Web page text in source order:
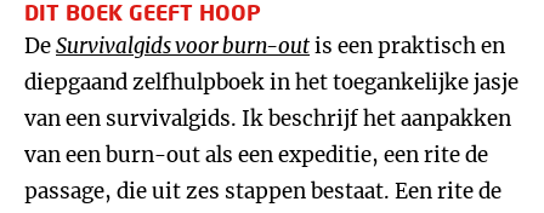
DIT BOEK GEEFT HOOP
DeSurvivalgids voor burn-outis een praktisch en
diepgaand zelfhulpboek in het toegankelijke jasje
van een survivalgids. Ik beschrijf het aanpakken
van een burn-out als een expeditie, een rite de
passage, die uit zes stappen bestaat. Een rite de